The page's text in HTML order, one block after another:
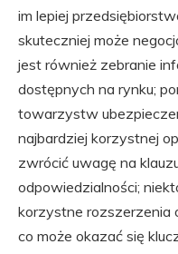
im lepiej
skuteczniej może
jest również zebranie
dostępnych na rynku;
towarzystw
najbardziej korzystnej
zwrócić uwagę na
odpowiedzialności;
korzystne rozszerzenia
co może okazać się